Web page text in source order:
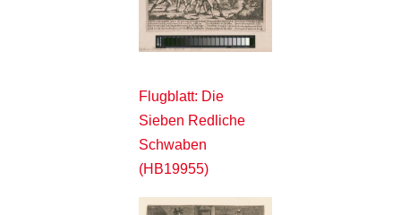
Flugblatt: Die
Sieben Redliche
Schwaben
(HB19955)